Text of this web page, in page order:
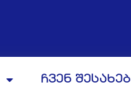
ჩვენ შესახებ